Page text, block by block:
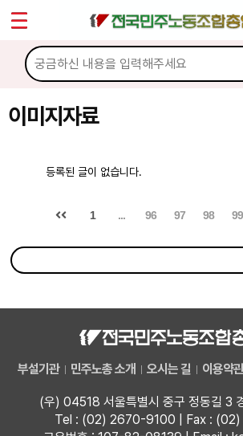
이미지자료
등록된 글이 없습니다.
1 ... 96 97 98 99
부설기관 민주노총 소개 오시는 길 이용약관
(우) 04518 서울특별시 중구 정동길 3
Tel : (02) 2670-9100 | Fax : (02)
마이페이지
소개
소식
문서자료
이미지자료
미디어자료
부설기관
Sketchbook5, 스케
Sketchbook5, 스케치북5